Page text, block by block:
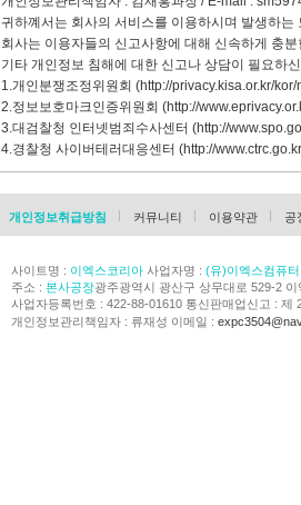
귀하꼐서는 회사의 서비스를 이용하시며 발생하
회사는 이용자들의 신고사항에 대해 신속하게 충
기타 개인정보 침해에 대한 신고나 상담이 필요하
1.개인분쟁조정위원회 (http://privacy.kisa.or.kr/
2.정보보호마크인증위원회 (http://
3.대검찰청 인터넷범죄수사센터 (http://
4.경찰청 사이버테러대응센터 (http://
개인정보취급방침 커뮤니티 이용약관 공
사이트명 : 이엑스코리아사업자명 : (유)이엑스컴퓨터
주소 : 본사공장광주광역시 광산구 상무대로 529-2 이
사업자등록번호 : 422-88-01610 통신판매업신고 : 제
개인정보관리책임자 : 류재성 이메일 :